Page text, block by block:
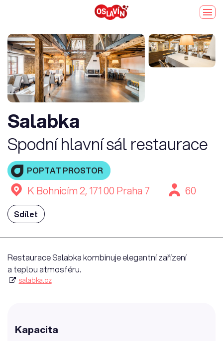
Salabka
Spodní hlavní sál restaurace
POPTAT PROSTOR
K Bohnicím 2, 171 00 Praha 7 60
Sdílet
Restaurace Salabka kombinuje elegantní zařízení
a teplou atmosféru.
salabka.cz
Kapacita